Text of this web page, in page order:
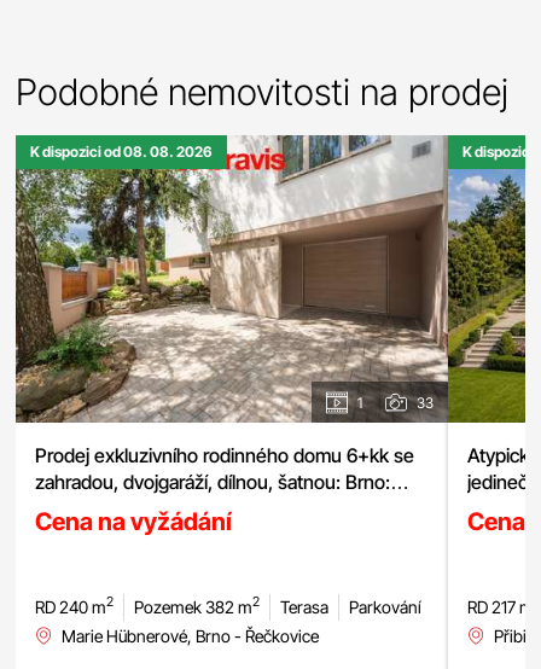
Podobné nemovitosti na prodej
K dispozici od 08. 08. 2026
1 33
Prodej exkluzivního rodinného domu 6+kk se
zahradou, dvojgaráží, dílnou, šatnou: Brno:
Řečkovice, pozemek 380 m²
Cena na vyžádání
RD 240 m2 Pozemek 382 m2 Terasa
Parkování
Marie Hübnerové, Brno - Řečkovice
K dispozici
Cena
RD 217 m